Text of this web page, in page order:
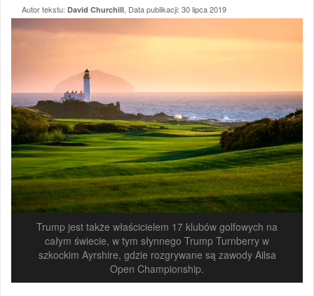
Autor tekstu: David Churchill , Data publikacji: 30 lipca 2019
Trump jest także właścicielem 17 klubów golfowych na
całym świecie, w tym słynnego Trump Turnberry w
szkockim Ayrshire, gdzie rozgrywane są zawody Ailsa
Open Championship.